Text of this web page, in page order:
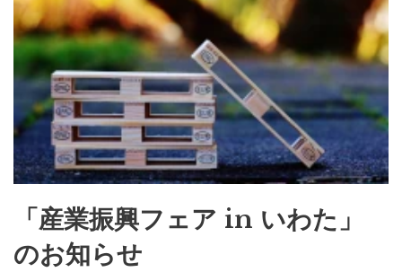
「産業振興フェア in いわた」
のお知らせ